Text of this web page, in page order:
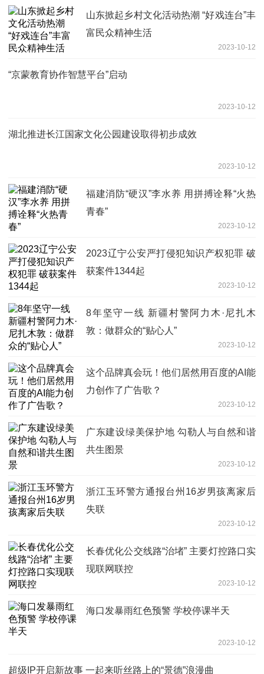
山东掀起乡村文化活动热潮 “好戏连台”丰
富民众精神生活
2023-10-12
“京蒙教育协作智慧平台”启动
2023-10-12
湖北推进长江国家文化公园建设取得初步成效
2023-10-12
福建消防“硬汉”李水养 用拼搏诠释“火热
青春”
2023-10-12
2023辽宁公安严打侵犯知识产权犯罪 破
获案件1344起
2023-10-12
8年坚守一线 新疆村警阿力木·尼扎木
敦：做群众的“贴心人”
2023-10-12
这个品牌真会玩！他们居然用百度的AI能
力创作了广告歌？
2023-10-12
广东建设绿美保护地 勾勒人与自然和谐
共生图景
2023-10-12
浙江玉环警方通报台州16岁男孩离家后
失联
2023-10-12
长春优化公交线路“治堵” 主要灯控路口实
现联网联控
2023-10-12
海口发暴雨红色预警 学校停课半天
2023-10-12
超级IP开启新故事 一起来听丝路上的“景德”浪漫曲